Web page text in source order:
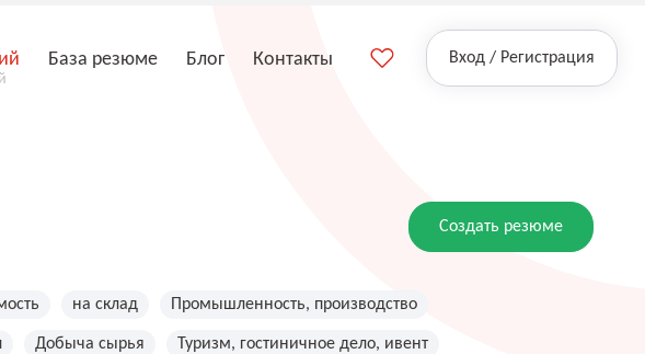
База резюме Блог Контакты Вход / Регистрация
Создать резюме
на склад Промышленность, производство
Добыча сырья Туризм, гостиничное дело, ивент